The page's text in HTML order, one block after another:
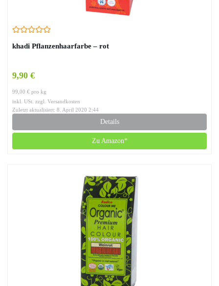
khadi Pflanzenhaarfarbe – rot
9,90 €
99,00 € pro kg
inkl. USt. zzgl. Versandkosten
Zuletzt aktualisiert: 8. April 2020 2:44
Details
Zu Amazon*